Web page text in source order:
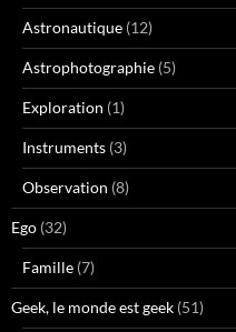
Astronautique (12)
Astrophotographie (5)
Exploration (1)
Instruments (3)
Observation (8)
Ego (32)
Famille (7)
Geek, le monde est geek (51)